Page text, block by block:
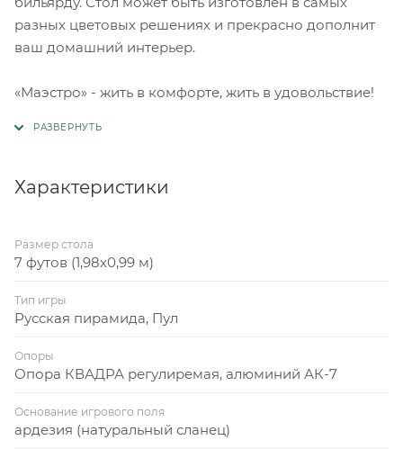
разных цветовых решениях и прекрасно дополнит
ваш домашний интерьер.
«Маэстро» - жить в комфорте, жить в удовольствие!
Характеристики
Размер стола
7 футов (1,98x0,99 м)
Тип игры
Русская пирамида, Пул
Опоры
Опора КВАДРА регулиремая, алюминий АК-7
Основание игрового поля
ардезия (натуральный сланец)